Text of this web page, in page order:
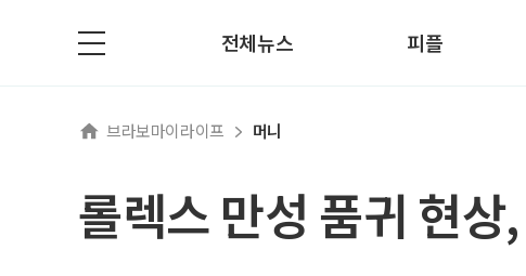
전체뉴스 피플
브라보마이라이프 머니
롤렉스 만성 품귀 현